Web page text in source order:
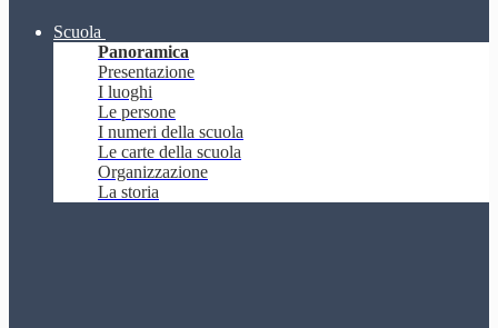
Scuola
Panoramica
Presentazione
I luoghi
Le persone
I numeri della scuola
Le carte della scuola
Organizzazione
La storia